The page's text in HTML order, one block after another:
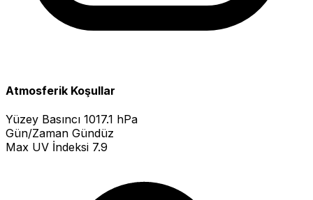
Atmosferik Koşullar
Yüzey Basıncı 1017.1 hPa
Gün/Zaman Gündüz
Max UV İndeksi 7.9